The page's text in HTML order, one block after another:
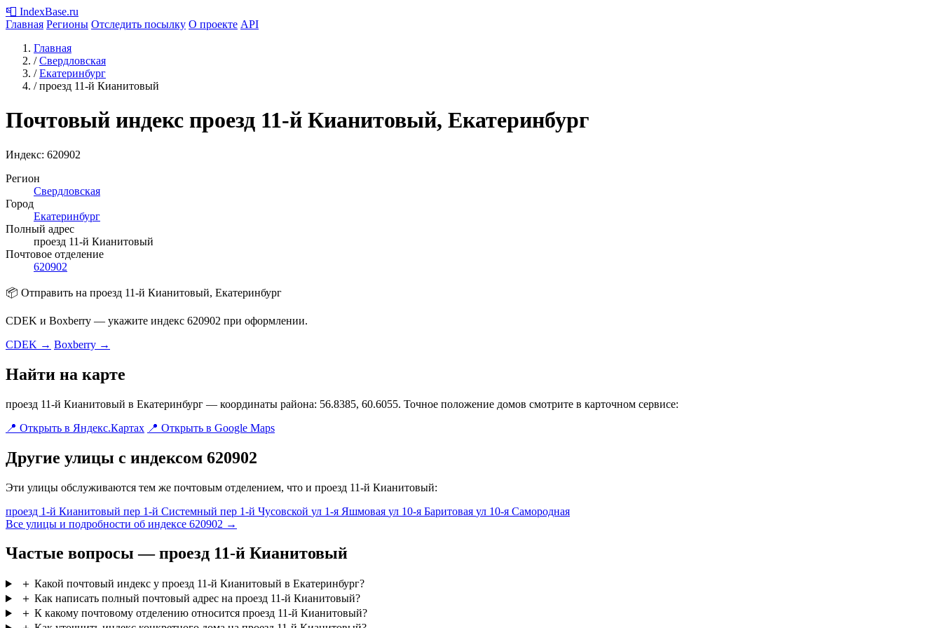
📮 IndexBase.ru
Главная Регионы Отследить посылку О проекте API
Главная
/ Свердловская
/ Екатеринбург
/ проезд 11-й Кианитовый
Почтовый индекс проезд 11-й Кианитовый, Екатеринбург
Индекс: 620902
Регион
Свердловская
Город
Екатеринбург
Полный адрес
проезд 11-й Кианитовый
Почтовое отделение
620902
📦 Отправить на проезд 11-й Кианитовый, Екатеринбург
CDEK и Boxberry — укажите индекс 620902 при оформлении.
CDEK → Boxberry →
Найти на карте
проезд 11-й Кианитовый в Екатеринбург — координаты района: 56.8385, 60.6055. Точное положение домов смотрите в карточном сервисе:
📍 Открыть в Яндекс.Картах 📍 Открыть в Google Maps
Другие улицы с индексом 620902
Эти улицы обслуживаются тем же почтовым отделением, что и проезд 11-й Кианитовый:
проезд 1-й Кианитовый пер 1-й Системный пер 1-й Чусовской ул 1-я Яшмовая ул 10-я Баритовая ул 10-я Самородная
Все улицы и подробности об индексе 620902 →
Частые вопросы — проезд 11-й Кианитовый
＋ Какой почтовый индекс у проезд 11-й Кианитовый в Екатеринбург?
＋ Как написать полный почтовый адрес на проезд 11-й Кианитовый?
＋ К какому почтовому отделению относится проезд 11-й Кианитовый?